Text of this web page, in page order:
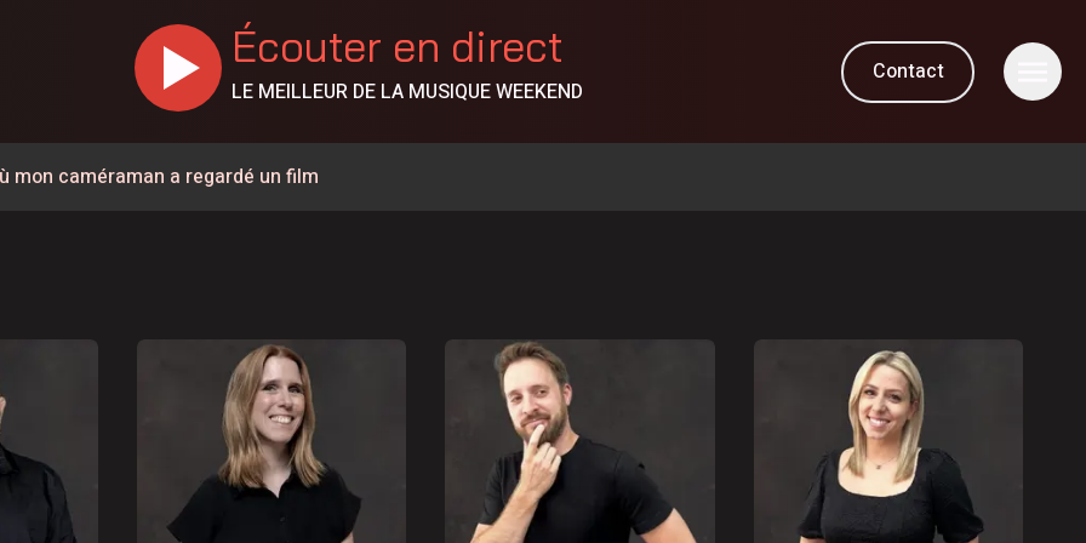
Écouter en direct
LE MEILLEUR DE LA MUSIQUE WEEKEND
Contact
mon caméraman a regardé un film
57 ans est décédé
à la circulation à la hauteur de Carignan
à pied pour parler de santé mentale